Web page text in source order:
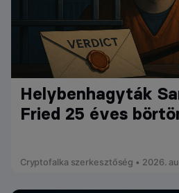
Helybenhagyták
Fried 25 éves
Cryptofalka szerkesztőség • 2026.